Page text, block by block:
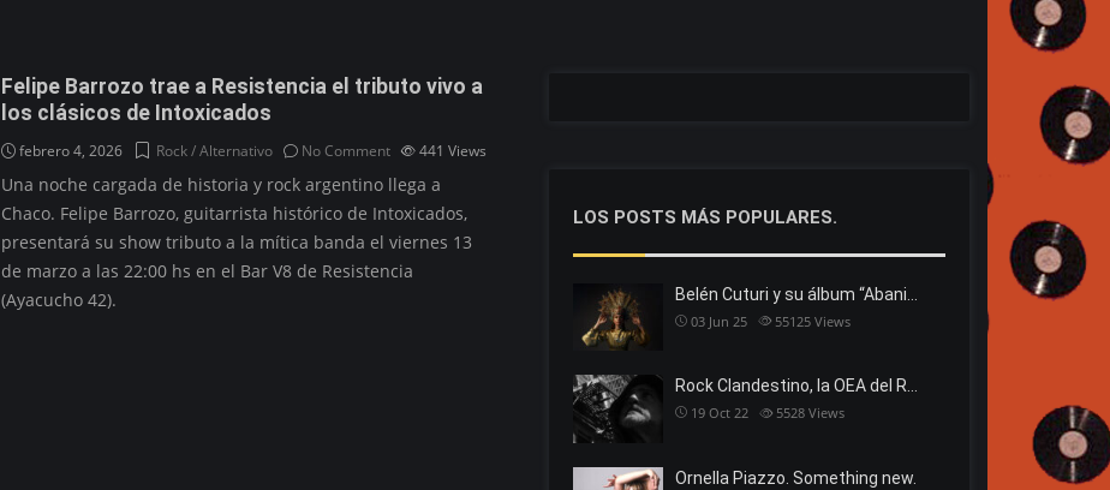
Felipe Barrozo trae a Resistencia el tributo vivo a
los clásicos de Intoxicados
febrero 4, 2026 Rock / Alternativo No Comment 441 Views
Una noche cargada de historia y rock argentino llega a
Chaco. Felipe Barrozo, guitarrista histórico de Intoxicados,
presentará su show tributo a la mítica banda el viernes 13
de marzo a las 22:00 hs en el Bar V8 de Resistencia
(Ayacucho 42).
LOS POSTS MÁS POPULARES.
Belén Cuturi y su álbum “Abani…
03 Jun 25 55125 Views
Rock Clandestino, la OEA del R…
19 Oct 22 5528 Views
Ornella Piazzo. Something new.